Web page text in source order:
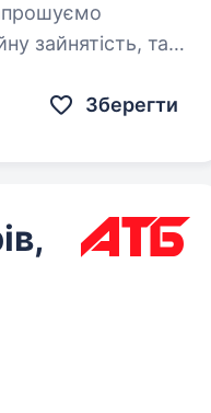
зайнятість, так і
Зберегти